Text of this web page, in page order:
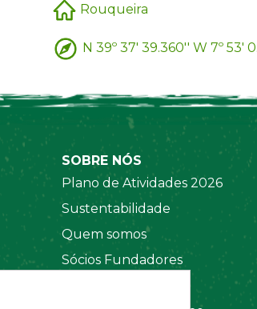
Rouqueira
N 39º 37' 39.360'' W 7º 53'
SOBRE NÓS
Plano de Atividades 2026
Sustentabilidade
Quem somos
Sócios Fundadores